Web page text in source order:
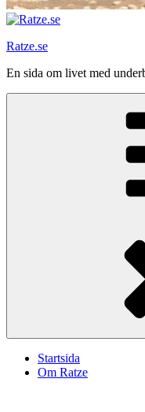
Ratze.se
En sida om livet med
Startsida
Om Ratze